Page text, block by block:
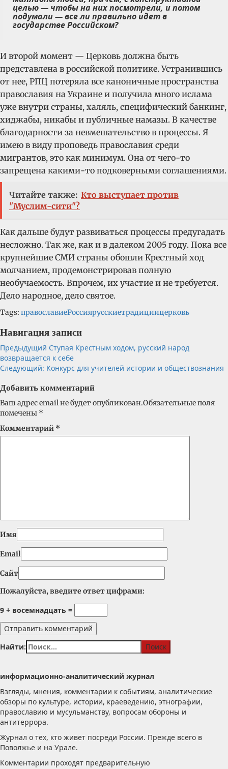
целью — чтобы на них посмотрели, и потом
подумали — все ли правильно идет в
государстве Российском?
И второй момент — Церковь должна быть
представлена в российской политике. Устранившись
от нее, РПЦ потеряла все каноничные пространства
православия на Украине и получила много ислама
уже внутри страны, халяль, специфический банкинг,
хиджабы, никабы и публичные намазы. В качестве
благодарности за невмешательство в процессы. Я
имею в виду проповедь православия среди
мигрантов, это как минимум. Она от чего-то
запрещена какими-то подковерными соглашениями.
Читайте также: Кто выступает против
"Муслим-сити"?
Как дальше будут развиваться процессы предугадать
несложно. Так же, как и в далеком 2005 году. Пока все
крупнейшие СМИ страны обошли Крестный ход
молчанием, продемонстрировав полную
необучаемость. Впрочем, их участие и не требуется.
Дело народное, дело святое.
Tags: православиеРоссиярусскиетрадициицерковь
Навигация записи
Предыдущий Ступая Крестным ходом, русский народ
возвращается к себе
Следующий: Конкурс для учителей истории и обществознания
Добавить комментарий
Ваш адрес email не будет опубликован.Обязательные поля
помечены *
Комментарий *
Имя
Email
Сайт
Пожалуйста, введите ответ цифрами:
9 + восемнадцать =
Найти:
информационно-аналитический журнал
Взгляды, мнения, комментарии к событиям, аналитические
обзоры по культуре, истории, краеведению, этнографии,
православию и мусульманству, вопросам обороны и
антитеррора.
Журнал о тех, кто живет посреди России. Прежде всего в
Поволжье и на Урале.
Комментарии проходят предварительную